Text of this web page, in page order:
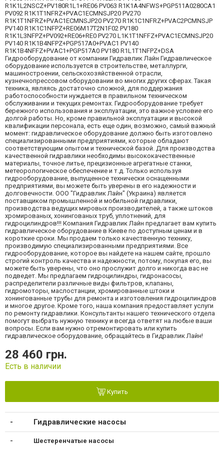
R1K1L2NSCZ+PV180R1L1+RE06 PV063 R1K1A4NFWS+PGP511A0280CA1
PV092 R1K1T1NFRZ+PVAC1ECMNSJP20 PV270
R1K1T1NFRZ+PVAC1ECMNSJP20 PV270 R1K1C1NFRZ+PVAC2PCMNSJP
PV140 R1K1C1NFPZ+RE06M17T2N1F02 PV180
R1K1L3NFPZ+PV092+RE06+RE0 PV270 L1K1T1NFFZ+PVAC1ECMNSJP20
PV140 R1K1B4NFPZ+PGP517A0+PVAC1 PV140
R1K1B4NFFZ+PVAC1+PGP517A0 PV180 R1L1T1NFPZ+DSA
Гидрооборудование от компании Гидравлик Лайн Гидравлическое
оборудование используется в строительстве, металлурги,
машиностроении, сельскохозяйственной отрасли,
кузнечнопрессовом оборудовании во многих других сферах. Такая
техника, являясь достаточно сложной, для поддержания
работоспособности нуждается в правильном техническом
обслуживании и текущих ремонтах. Гидрооборудование требует
бережного использования и эксплуатации, это важное условие его
долгой работы. Но, кроме правильной эксплуатации и высокой
квалификации персонала, есть еще один, возможно, самый важный
момент: гидравлическое оборудование должно быть изготовлено
специализированными предприятиями, которые обладают
соответствующим опытом и технической базой. Для производства
качественной гидравлики необходимы высококачественные
материалы, точное литье, прецизионные агрегатные станки,
метеорологическое обеспечение и т.д. Только используя
гидрооборудование, выпущенное технически оснащенными
предприятиями, вы можете быть уверены в его надежности и
долговечности. ООО "Гидравлик Лайн" (Украина) является
поставщиком промышленной и мобильной гидравлики,
производства ведущих мировых производителей, а также штоков
хромированых, хонингованых труб, уплотнений, для
гидроцилиндров!!! Компания Гидравлик Лайн предлагает вам купить
гидравлическое оборудование в Киеве по доступным ценам и в
короткие сроки. Мы продаем только качественную технику,
производимую специализированными предприятиями. Все
гидрооборудование, которое вы найдете на нашем сайте, прошло
строгий контроль качества и надежности, потому, покупая его, вы
можете быть уверены, что оно прослужит долго и никогда вас не
подведет. Мы предлагаем гидроцилиндры, гидронасосы,
распределители различные виды фильтров, клапаны,
гидромоторы, маслостанции, хромированные штоки и
хонингованные трубы для ремонта и изготовления гидроцилиндров
и многое другое. Кроме того, наша компания предоставляет услуги
по ремонту гидравлики. Консультанты нашего технического отдела
помогут выбрать нужную технику и всегда ответят на любые ваши
вопросы. Если вам нужно отремонтировать или купить
гидравлическое оборудование, обращайтесь в Гидравлик Лайн!
28 460 грн.
Есть в наличии
Купить
Гидравлические насосы
Шестеренчатые насосы